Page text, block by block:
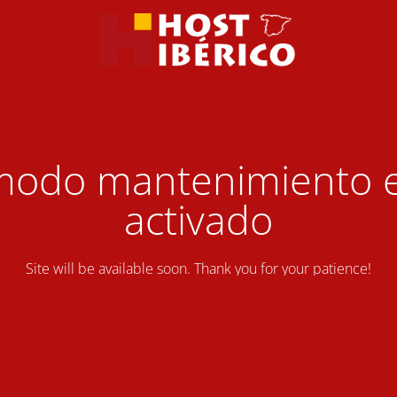
mantenimiento
activado
Site will be available soon. Thank you for your patience!